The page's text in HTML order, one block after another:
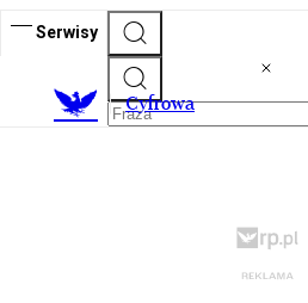
Serwisy
Cyfrowa